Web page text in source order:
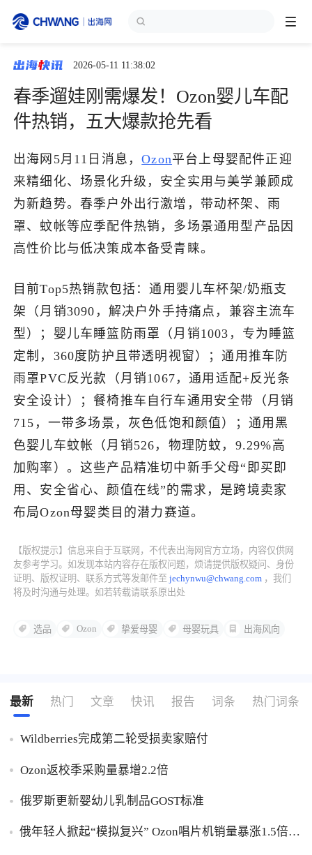
跨境展会
出海服务
出海资讯
跨境报告
出海导航
出海交流群
了解出海网
2026-05-11 11:38:02
春季遛娃刚需爆发！Ozon婴儿车配
件热销，五大爆款抢先看
出海网5月11日消息，Ozon平台上母婴配件正迎
来精细化、场景化升级，安全实用与美学兼顾成
为新趋势。春季户外出行激增，带动杯架、雨
罩、蚊帐等应季配件热销，多场景通用型产品因
高性价比与低决策成本备受青睐。
目前Top5热销款包括：通用婴儿车杯架/奶瓶支
架（月销3090，解决户外手持痛点，兼容主流车
型）；婴儿车睡篮防雨罩（月销1003，专为睡篮
定制，360度防护且带透明视窗）；通用推车防
雨罩PVC反光款（月销1067，通用适配+反光条
安全设计）；餐椅推车自行车通用安全带（月销
715，一带多场景，灰色低饱和颜值）；通用黑
色婴儿车蚊帐（月销526，物理防蚊，9.29%高
加购率）。这些产品精准切中新手父母“即买即
用、安全省心、颜值在线”的需求，是跨境卖家
布局Ozon母婴类目的潜力赛道。
【版权提示】信息来自于互联网，不代表出海网官方立场，内容仅供网
友参考学习。如发现本站内容存在版权问题，烦请提供版权疑问、身份
证明、版权证明、联系方式等发邮件至jechynwu@chwang.com ，我们
将及时沟通与处理。如若转载请联系原出处
选品 Ozon 挚爱母婴 母婴玩具 出海风向
最新 热门 文章 快讯 报告 词条 热门词条
Wildberries完成第二轮受损卖家赔付
Ozon返校季采购量暴增2.2倍
俄罗斯更新婴幼儿乳制品GOST标准
俄年轻人掀起“模拟复兴” Ozon唱片机销量暴涨1.5倍黑